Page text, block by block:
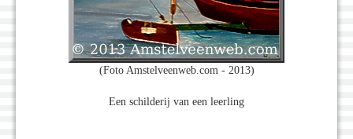
(Foto Amstelveenweb.com - 2013)
Een schilderij van een leerling